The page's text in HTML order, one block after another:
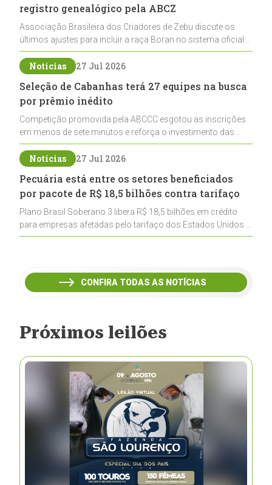
registro genealógico pela ABCZ
Associação Brasileira dos Criadores de Zebu discute os
últimos ajustes para incluir a raça Boran no sistema oficial
de registros, abrindo caminho para sua expansão na
pecuária nacional
Notícias 27 Jul 2026
Seleção de Cabanhas terá 27 equipes na busca
por prêmio inédito
Competição promovida pela ABCCC esgotou as inscrições
em menos de sete minutos e reforça o investimento das
cabanhas na seleção genética de Cavalos Crioulos voltados
ao laço
Notícias 27 Jul 2026
Pecuária está entre os setores beneficiados
por pacote de R$ 18,5 bilhões contra tarifaço
Plano Brasil Soberano 3 libera R$ 18,5 bilhões em crédito
para empresas afetadas pelo tarifaço dos Estados Unidos e
inclui a pecuária entre os setores estratégicos
CONFIRA TODAS AS NOTÍCIAS
Próximos leilões